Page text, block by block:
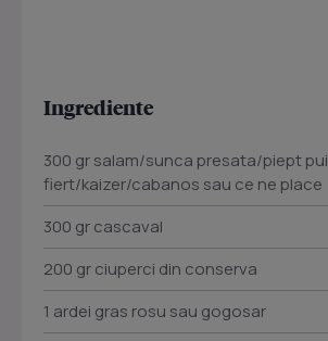
Ingrediente
300 gr salam/sunca presata/piept pui
fiert/kaizer/cabanos sau ce ne place
300 gr cascaval
200 gr ciuperci din conserva
1 ardei gras rosu sau gogosar